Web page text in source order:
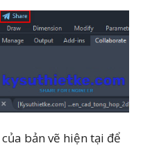
bản vẽ hiện tại để